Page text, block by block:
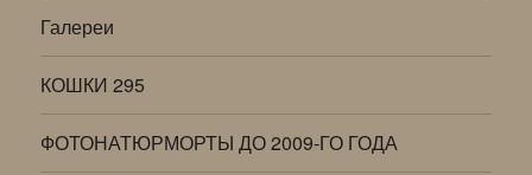
Галереи
КОШКИ 295
ФОТОНАТЮРМОРТЫ ДО 2009-ГО ГОДА